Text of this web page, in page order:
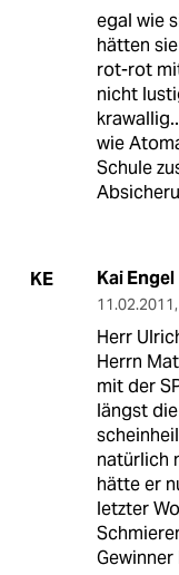
egal wie
hätten
rot-rot
nicht
wie
Schule
KE Kai Engel
11.02.2011,
Herr
Herrn
mit der
längst
natürlich
hätte er
letzter